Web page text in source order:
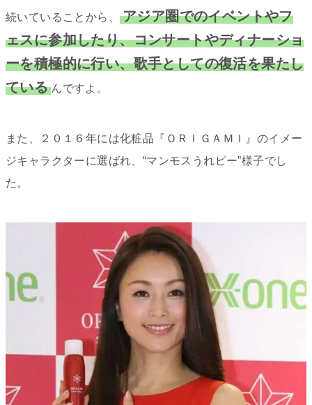
続いていることから、
アジア圏でのイベントやフ
ェスに参加したり、コンサートやディナーショ
ーを積極的に行い、歌手としての復活を果たし
ている んですよ。
また、２０１６年には化粧品『ＯＲＩＧＡＭＩ』のイメー
ジキャラクターに選ばれ、“マンモスうれピー”様子でし
た。